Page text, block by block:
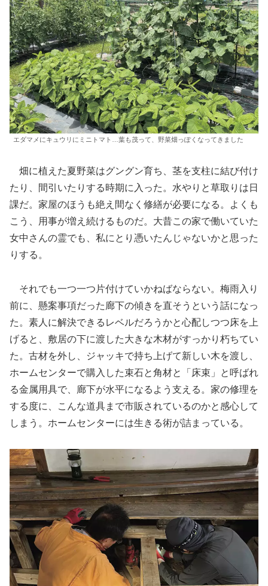
エダマメにキュウリにミニトマト…葉も茂って、野菜畑っぽくなってきました
畑に植えた夏野菜はグングン育ち、茎を支柱に結び付け
たり、間引いたりする時期に入った。水やりと草取りは日
課だ。家屋のほうも絶え間なく修繕が必要になる。よくも
こう、用事が増え続けるものだ。大昔この家で働いていた
女中さんの霊でも、私にとり憑いたんじゃないかと思った
りする。
それでも一つ一つ片付けていかねばならない。梅雨入り
前に、懸案事項だった廊下の傾きを直そうという話になっ
た。素人に解決できるレベルだろうかと心配しつつ床を上
げると、敷居の下に渡した大きな木材がすっかり朽ちてい
た。古材を外し、ジャッキで持ち上げて新しい木を渡し、
ホームセンターで購入した束石と角材と「床束」と呼ばれ
る金属用具で、廊下が水平になるよう支える。家の修理を
する度に、こんな道具まで市販されているのかと感心して
しまう。ホームセンターには生きる術が詰まっている。